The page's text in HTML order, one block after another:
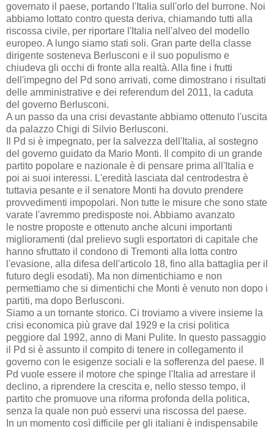
governato il paese, portando l'Italia sull'orlo del burrone. Noi
abbiamo lottato contro questa deriva, chiamando tutti alla
riscossa civile, per riportare l'Italia nell'alveo del modello
europeo. A lungo siamo stati soli. Gran parte della classe
dirigente sosteneva Berlusconi e il suo populismo e
chiudeva gli occhi di fronte alla realtà. Alla fine i frutti
dell'impegno del Pd sono arrivati, come dimostrano i risultati
delle amministrative e dei referendum del 2011, la caduta
del governo Berlusconi.
A un passo da una crisi devastante abbiamo ottenuto l'uscita
da palazzo Chigi di Silvio Berlusconi.
Il Pd si è impegnato, per la salvezza dell'Italia, al sostegno
del governo guidato da Mario Monti. Il compito di un grande
partito popolare e nazionale è di pensare prima all'Italia e
poi ai suoi interessi. L'eredità lasciata dal centrodestra è
tuttavia pesante e il senatore Monti ha dovuto prendere
provvedimenti impopolari. Non tutte le misure che sono state
varate l'avremmo predisposte noi. Abbiamo avanzato
le nostre proposte e ottenuto anche alcuni importanti
miglioramenti (dal prelievo sugli esportatori di capitale che
hanno sfruttato il condono di Tremonti alla lotta contro
l'evasione, alla difesa dell'articolo 18, fino alla battaglia per il
futuro degli esodati). Ma non dimentichiamo e non
permettiamo che si dimentichi che Monti è venuto non dopo i
partiti, ma dopo Berlusconi.
Siamo a un tornante storico. Ci troviamo a vivere insieme la
crisi economica più grave dal 1929 e la crisi politica
peggiore dal 1992, anno di Mani Pulite. In questo passaggio
il Pd si è assunto il compito di tenere in collegamento il
governo con le esigenze sociali e la sofferenza del paese. Il
Pd vuole essere il motore che spinge l'Italia ad arrestare il
declino, a riprendere la crescita e, nello stesso tempo, il
partito che promuove una riforma profonda della politica,
senza la quale non può esservi una riscossa del paese.
In un momento così difficile per gli italiani è indispensabile